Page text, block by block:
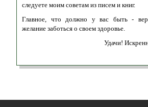
следуете моим советам из писем и книг.
Главное, что должно у вас быть -
желание заботься о своем здоровье.
Удачи!